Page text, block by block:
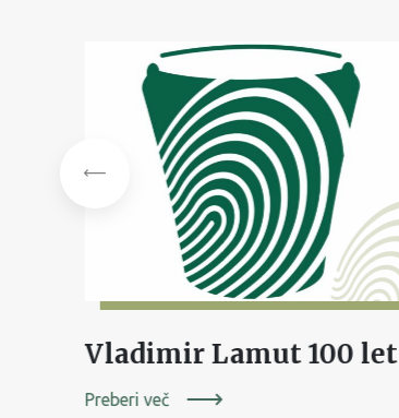
Vladimir Lamut 100 let
Preberi več